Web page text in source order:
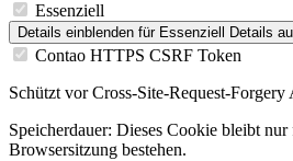
Essenziell
Details einblenden für Essenziell Details
Contao HTTPS CSRF Token
Schützt vor Cross-Site-Request-Forgery
Speicherdauer: Dieses Cookie bleibt
Browsersitzung bestehen.